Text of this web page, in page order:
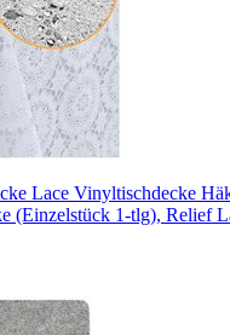
Lace Vinyltischdecke
(Einzelstück 1-tlg), Relief